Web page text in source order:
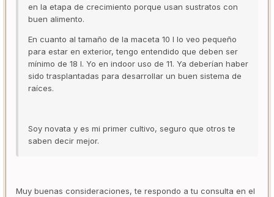
en la etapa de crecimiento porque usan sustratos con
buen alimento.
En cuanto al tamaño de la maceta 10 l lo veo pequeño
para estar en exterior, tengo entendido que deben ser
mínimo de 18 l. Yo en indoor uso de 11. Ya deberían haber
sido trasplantadas para desarrollar un buen sistema de
raíces.
Soy novata y es mi primer cultivo, seguro que otros te
saben decir mejor.
Muy buenas consideraciones, te respondo a tu consulta en el